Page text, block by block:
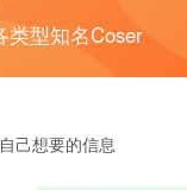
类型知名Coser
己想要的信息